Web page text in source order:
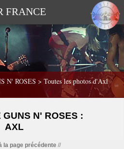
FRANCE
N' ROSES > Toutes les photos d'Axl
GUNS N' ROSES :
AXL
la page précédente//